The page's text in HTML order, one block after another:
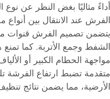
أداءً مثاليًا بغض النظر عن نوع
الفرش عند الانتقال بين
يتضمن تصميم الفرش قنوات
الشفط وجمع الأتربة. كما
مواجهة الحطام الكبير أو
متقدمة تضبط ارتفاع الفرشة
الأرضية، مما يضمن نتائج